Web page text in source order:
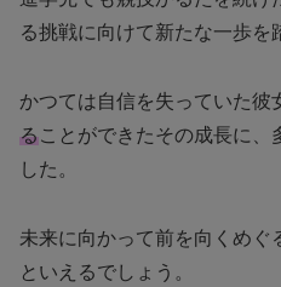
る挑戦に向けて新たな一歩を
かつては自信を失っていた彼
ることができたその成長に、
した。
未来に向かって前を向くめぐ
といえるでしょう。